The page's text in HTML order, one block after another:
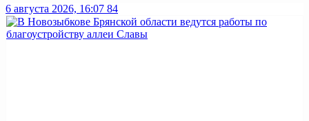
6 августа 2026, 16:07 84